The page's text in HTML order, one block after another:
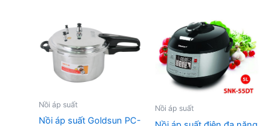
Nồi áp suất
Nồi áp suất Goldsun PC-
Nồi áp suất